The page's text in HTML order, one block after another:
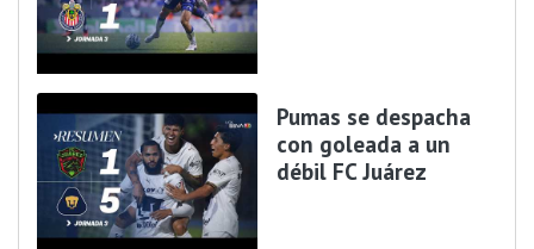
Pumas se despacha
con goleada a un
débil FC Juárez